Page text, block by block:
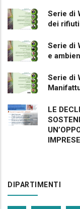
Serie di
dei rifiuti
Serie di
e
Serie di
LE
IMPRESE
DIPARTIMENTI